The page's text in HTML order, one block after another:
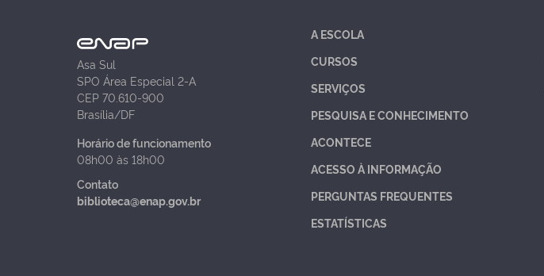
Asa Sul
SPO Área Especial 2-A
CEP 70.610-900
Brasília/DF
Horário de funcionamento
08h00 às 18h00
Contato
biblioteca@enap.gov.br
A ESCOLA
CURSOS
SERVIÇOS
PESQUISA E CONHECIMENTO
ACONTECE
ACESSO À INFORMAÇÃO
PERGUNTAS FREQUENTES
ESTATÍSTICAS